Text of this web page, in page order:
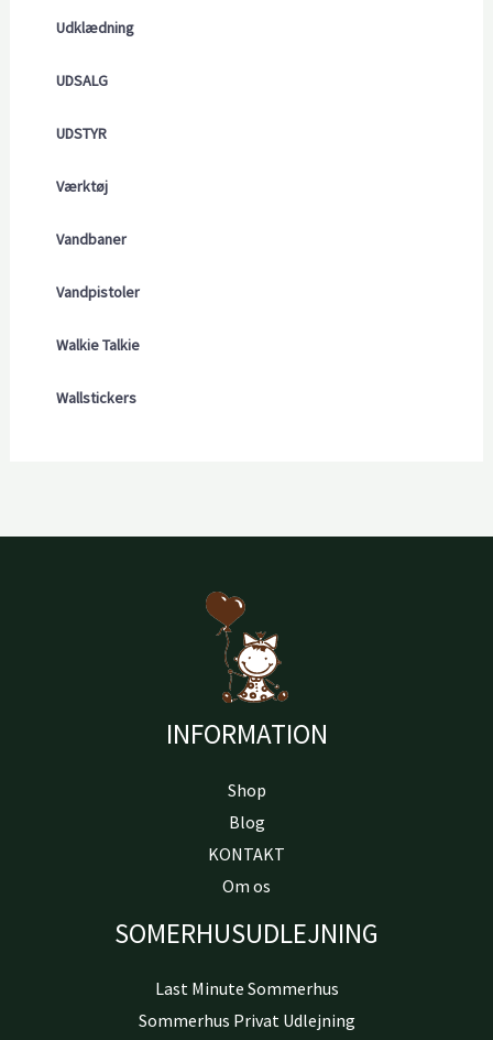
Udklædning
UDSALG
UDSTYR
Værktøj
Vandbaner
Vandpistoler
Walkie Talkie
Wallstickers
INFORMATION
Shop
Blog
KONTAKT
Om os
SOMERHUSUDLEJNING
Last Minute Sommerhus
Sommerhus Privat Udlejning